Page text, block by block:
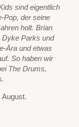
sind eigentlich
Pop, der seine
holt. Brian
Dyke Parks und
Ära und etwas
So haben wir
The Drums,
August.